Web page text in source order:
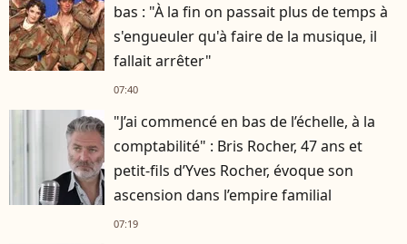
bas : "À la fin on passait plus de temps à
s'engueuler qu'à faire de la musique, il
fallait arrêter"
07:40
"J’ai commencé en bas de l’échelle, à la
comptabilité" : Bris Rocher, 47 ans et
petit-fils d’Yves Rocher, évoque son
ascension dans l’empire familial
07:19